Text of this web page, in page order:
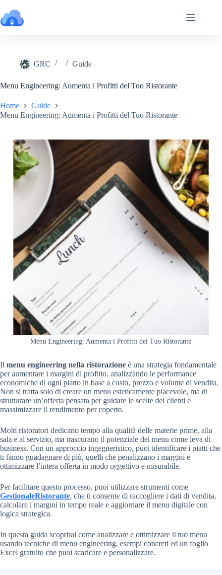
al
contenuto
GRC Guide
Menu Engineering: Aumenta i Profitti del Tuo Ristorante
Home
Guide
Menu Engineering: Aumenta i Profitti del Tuo Ristorante
Menu Engineering: Aumenta i Profitti del Tuo Ristorante
Il menu engineering nella ristorazione è una strategia fondamentale
per aumentare i margini di profitto, analizzando le performance
economiche di ogni piatto in base a costo, prezzo e volume di vendita.
Non si tratta solo di creare un menu esteticamente piacevole, ma di
strutturare un’offerta pensata per guidare le scelte dei clienti e
massimizzare il rendimento per coperto.
Molti ristoratori dedicano tempo alla qualità delle materie prime, alla
sala e al servizio, ma trascurano il potenziale del menu come leva di
business. Con un approccio ingegneristico, puoi identificare i piatti che
ti fanno guadagnare di più, quelli che penalizzano i margini e
ottimizzare l’intera offerta in modo oggettivo e misurabile.
Per facilitare questo processo, puoi utilizzare strumenti come
GestionaleRistorante, che ti consente di raccogliere i dati di vendita,
calcolare i margini in tempo reale e aggiornare il menu digitale con
logica strategica.
In questa guida scoprirai come analizzare e ottimizzare il tuo menu
usando tecniche di menu engineering, esempi concreti ed un foglio
Excel gratuito che puoi scaricare e personalizzare.